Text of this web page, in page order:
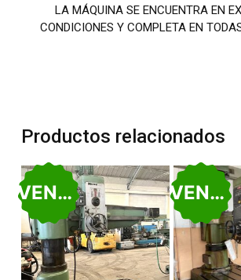
LA MÁQUINA SE ENCUENTRA EN
CONDICIONES Y COMPLETA EN
Productos relacionados
VENDIDO VENDIDO